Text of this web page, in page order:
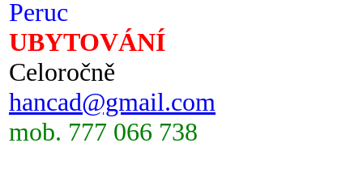
Peruc
UBYTOVÁNÍ
Celoročně
hancad@gmail.com
mob. 777 066 738